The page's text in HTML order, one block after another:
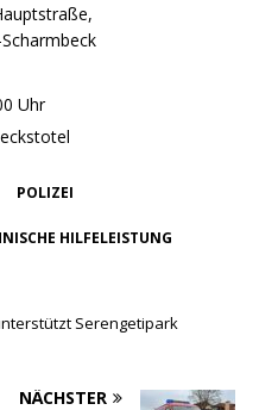
Uhr
POLIZEI
HILFELEISTUNG
Serengetipark
NÄCHSTER